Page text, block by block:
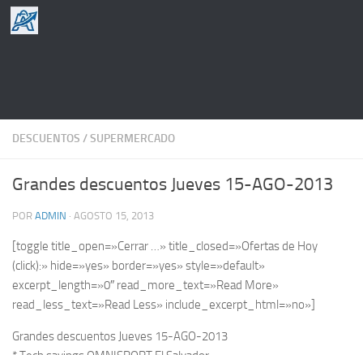
Saltar al contenido
DESCUENTOS /SUPERMERCADO
Grandes descuentos Jueves 15-AGO-2013
POR ADMIN · AGOSTO 15, 2013
[toggle title_open=»Cerrar …» title_closed=»Ofertas de Hoy
(click):» hide=»yes» border=»yes» style=»default»
excerpt_length=»0″ read_more_text=»Read More»
read_less_text=»Read Less» include_excerpt_html=»no»]
Grandes descuentos Jueves 15-AGO-2013